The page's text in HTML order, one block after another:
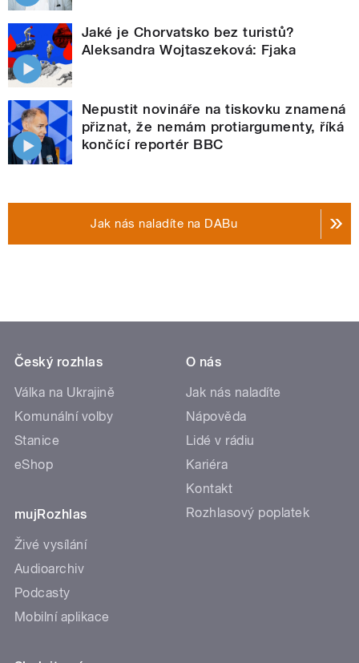
Jaké je Chorvatsko bez turistů?
Aleksandra Wojtaszeková: Fjaka
Nepustit novináře na tiskovku znamená
přiznat, že nemám protiargumenty, říká
končící reportér BBC
Jak nás naladíte na DABu
Český rozhlas
Válka na Ukrajině
Komunální volby
Stanice
eShop
mujRozhlas
Živé vysílání
Audioarchiv
Podcasty
Mobilní aplikace
O nás
Jak nás naladíte
Nápověda
Lidé v rádiu
Kariéra
Kontakt
Rozhlasový poplatek